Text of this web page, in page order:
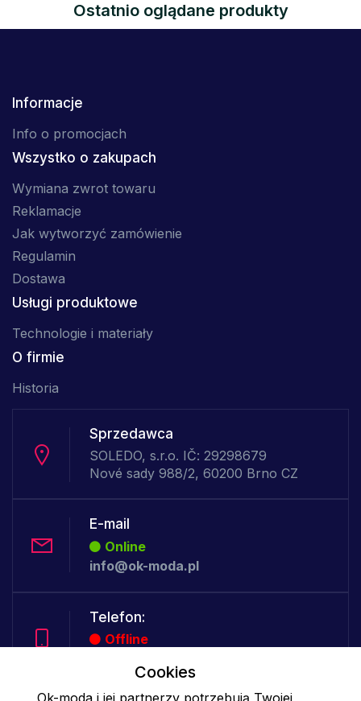
Ostatnio oglądane produkty
Informacje
Info o promocjach
Wszystko o zakupach
Wymiana zwrot towaru
Reklamacje
Jak wytworzyć zamówienie
Regulamin
Dostawa
Usługi produktowe
Technologie i materiały
O firmie
Historia
Sprzedawca
SOLEDO, s.r.o. IČ: 29298679
Nové sady 988/2, 60200 Brno CZ
E-mail
Online
info@ok-moda.pl
Telefon:
Offline
Cookies